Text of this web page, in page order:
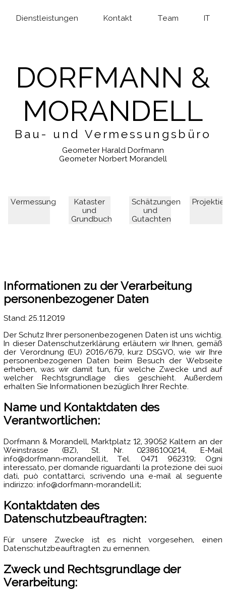
Dienstleistungen Kontakt Team IT
DORFMANN &
MORANDELL
Bau- und Vermessungsbüro
Geometer Harald Dorfmann
Geometer Norbert Morandell
Vermessung
Kataster
und
Grundbuch
Schätzungen
und
Gutachten
Informationen zu der Verarbeitung
personenbezogener Daten
Stand: 25.11.2019
Der Schutz Ihrer personenbezogenen Daten ist uns wichtig.
In dieser Datenschutzerklärung erläutern wir Ihnen, gemäß
der Verordnung (EU) 2016/679, kurz DSGVO, wie wir Ihre
personenbezogenen Daten beim Besuch der Webseite
erheben, was wir damit tun, für welche Zwecke und auf
welcher Rechtsgrundlage dies geschieht. Außerdem
erhalten Sie Informationen bezüglich Ihrer Rechte.
Name und Kontaktdaten des
Verantwortlichen:
Dorfmann & Morandell, Marktplatz 12, 39052 Kaltern an der
Weinstrasse (BZ), St. Nr. 02386100214, E-Mail
info@dorfmann-morandell.it, Tel. 0471 962319; Ogni
interessato, per domande riguardanti la protezione dei suoi
dati, può contattarci, scrivendo una e-mail al seguente
indirizzo: info@dorfmann-morandell.it;
Kontaktdaten des
Datenschutzbeauftragten:
Für unsere Zwecke ist es nicht vorgesehen, einen
Datenschutzbeauftragten zu ernennen.
Zweck und Rechtsgrundlage der
Verarbeitung: